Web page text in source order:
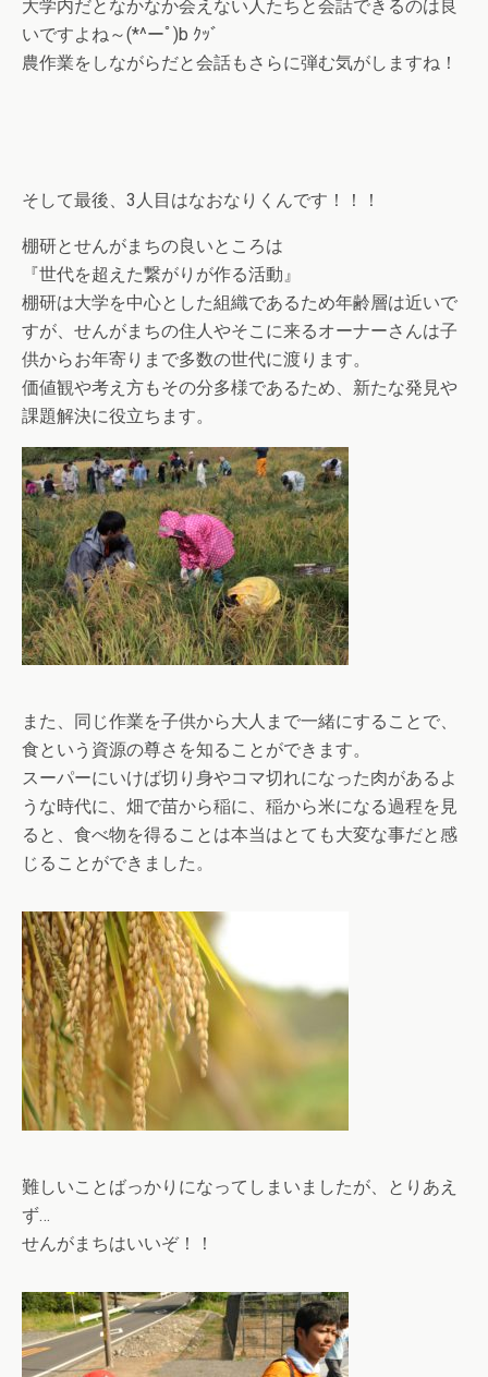
大学内だとなかなか会えない人たちと会話できるのは良
いですよね～(*^ーﾟ)b ｸｯﾞ
農作業をしながらだと会話もさらに弾む気がしますね！
そして最後、3人目はなおなりくんです！！！
棚研とせんがまちの良いところは
『世代を超えた繋がりが作る活動』
棚研は大学を中心とした組織であるため年齢層は近いで
すが、せんがまちの住人やそこに来るオーナーさんは子
供からお年寄りまで多数の世代に渡ります。
価値観や考え方もその分多様であるため、新たな発見や
課題解決に役立ちます。
また、同じ作業を子供から大人まで一緒にすることで、
食という資源の尊さを知ることができます。
スーパーにいけば切り身やコマ切れになった肉があるよ
うな時代に、畑で苗から稲に、稲から米になる過程を見
ると、食べ物を得ることは本当はとても大変な事だと感
じることができました。
難しいことばっかりになってしまいましたが、とりあえ
ず…
せんがまちはいいぞ！！